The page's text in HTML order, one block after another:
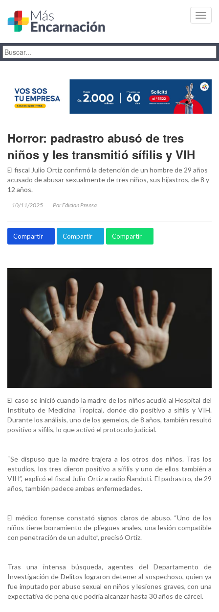
Horror: padrastro abusó de tres
niños y les transmitió sífilis y VIH
El fiscal Julio Ortiz confirmó la detención de un hombre de 29 años
acusado de abusar sexualmente de tres niños, sus hijastros, de 8 y
12 años.
10/11/2025 Por Edicion Prensa
Compartir Compartir Compartir
El caso se inició cuando la madre de los niños acudió al Hospital del
Instituto de Medicina Tropical, donde dio positivo a sífilis y VIH.
Durante los análisis, uno de los gemelos, de 8 años, también resultó
positivo a sífilis, lo que activó el protocolo judicial.
“Se dispuso que la madre trajera a los otros dos niños. Tras los
estudios, los tres dieron positivo a sífilis y uno de ellos también a
VIH”, explicó el fiscal Julio Ortiz a radio Ñanduti. El padrastro, de 29
años, también padece ambas enfermedades.
El médico forense constató signos claros de abuso. “Uno de los
niños tiene borramiento de pliegues anales, una lesión compatible
con penetración de un adulto”, precisó Ortiz.
Tras una intensa búsqueda, agentes del Departamento de
Investigación de Delitos lograron detener al sospechoso, quien ya
fue imputado por abuso sexual en niños y lesiones graves, con una
expectativa de pena que podría alcanzar hasta 30 años de cárcel.